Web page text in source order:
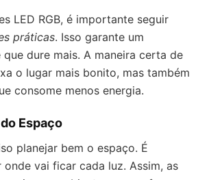
LED RGB, é importante seguir
práticas. Isso garante um
dure mais. A maneira certa de
o lugar mais bonito, mas também
consome menos energia.
Espaço
planejar bem o espaço. É
onde vai ficar cada luz. Assim, as